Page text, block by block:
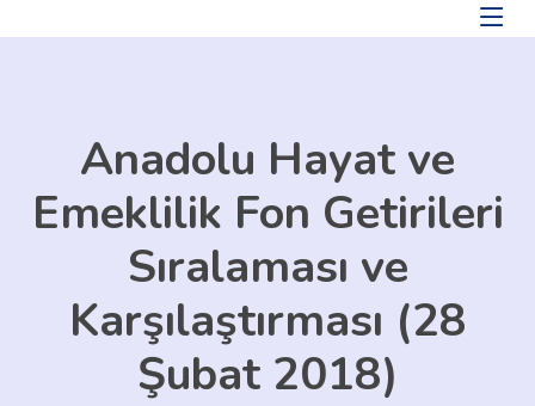
Anadolu Hayat ve
Emeklilik Fon Getirileri
Sıralaması ve
Karşılaştırması (28
Şubat 2018)